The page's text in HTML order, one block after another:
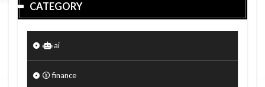
CATEGORY
ai
finance